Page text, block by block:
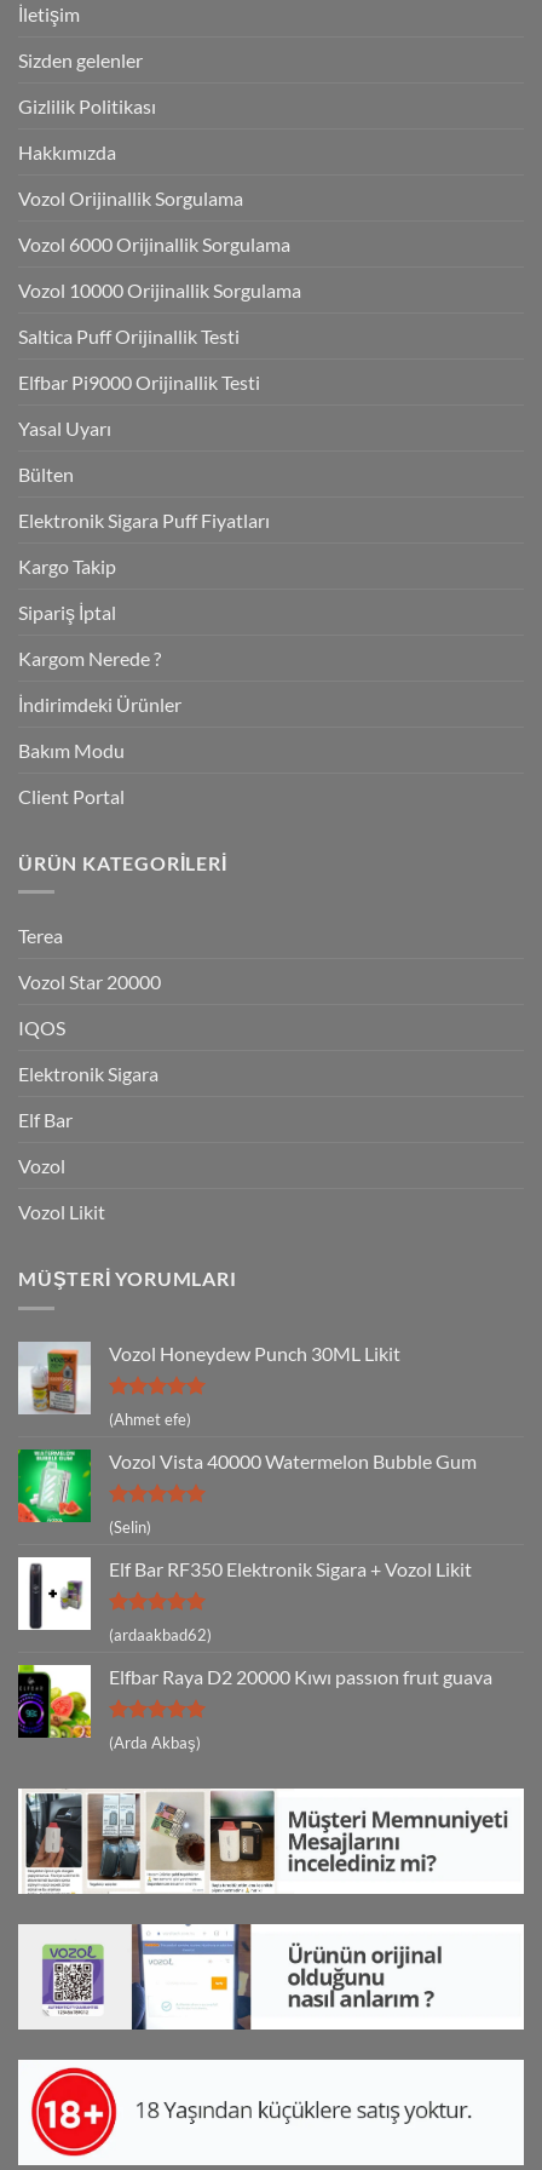
İletişim
Sizden gelenler
Gizlilik Politikası
Hakkımızda
Vozol Orijinallik Sorgulama
Vozol 6000 Orijinallik Sorgulama
Vozol 10000 Orijinallik Sorgulama
Saltica Puff Orijinallik Testi
Elfbar Pi9000 Orijinallik Testi
Yasal Uyarı
Bülten
Elektronik Sigara Puff Fiyatları
Kargo Takip
Sipariş İptal
Kargom Nerede ?
İndirimdeki Ürünler
Bakım Modu
Client Portal
ÜRÜN KATEGORILERI
Terea
Vozol Star 20000
IQOS
Elektronik Sigara
Elf Bar
Vozol
Vozol Likit
MÜŞTERI YORUMLARI
Vozol Honeydew Punch 30ML Likit
5 üzerinden
5
(Ahmet efe)
Vozol Vista 40000 Watermelon Bubble Gum
5 üzerinden
5
oy aldı
(Selin)
Elf Bar RF350 Elektronik Sigara + Vozol Likit
5 üzerinden
5
(ardaakbad62)
Elfbar Raya D2 20000 Kıwı passıon fruıt guava
5 üzerinden
5
(Arda Akbaş)